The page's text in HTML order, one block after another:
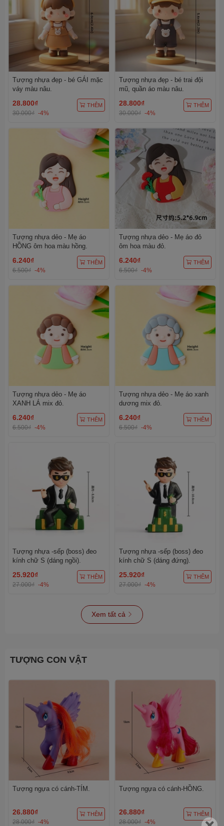
Tượng nhựa đẹp - bé GÁI mặc
váy màu nâu.
28.800₫
30.000₫ -4%
THÊM
Tượng nhựa đẹp - bé trai đội
mũ, quần áo màu nâu.
28.800₫
30.000₫ -4%
THÊM
Tượng nhựa dẻo - Mẹ áo
HỒNG ôm hoa màu hồng.
6.240₫
6.500₫ -4%
THÊM
Tượng nhựa dẻo - Mẹ áo đỏ
ôm hoa màu đỏ.
6.240₫
6.500₫ -4%
THÊM
Tượng nhựa dẻo - Mẹ áo
XANH LÁ mix đỏ.
6.240₫
6.500₫ -4%
THÊM
Tượng nhựa dẻo - Mẹ áo xanh
dương mix đỏ.
6.240₫
6.500₫ -4%
THÊM
Tượng nhựa -sếp (boss) đeo
kính chữ S (dáng ngồi).
25.920₫
27.000₫ -4%
THÊM
Tượng nhựa -sếp (boss) đeo
kính chữ S (dáng đứng).
25.920₫
27.000₫ -4%
THÊM
Xem tất cả
TƯỢNG CON VẬT
Tượng ngựa có cánh-TÍM.
26.880₫
28.000₫ -4%
THÊM
Tượng ngựa có cánh-HỒNG.
26.880₫
28.000₫ -4%
THÊM